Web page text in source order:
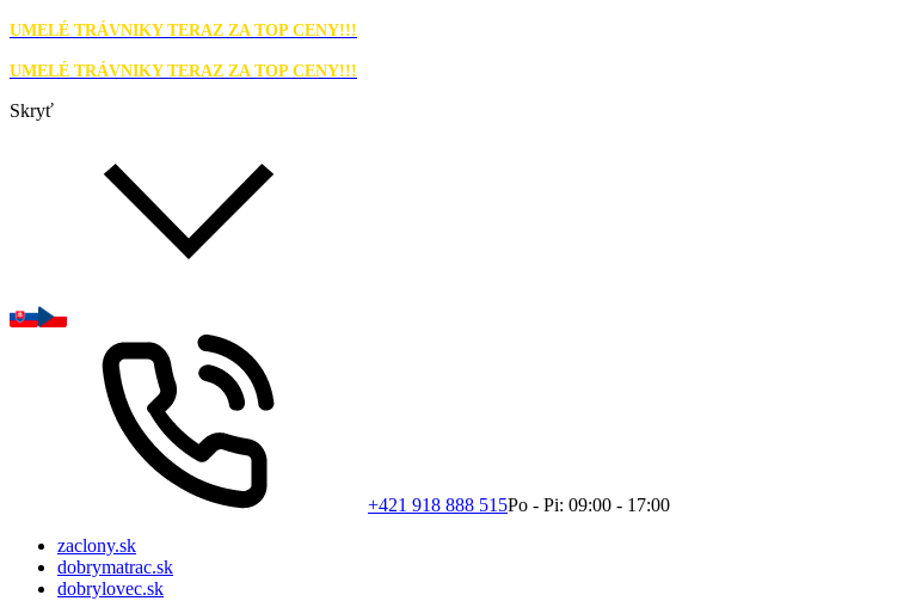
UMELÉ TRÁVNIKY TERAZ ZA TOP CENY!!!
UMELÉ TRÁVNIKY TERAZ ZA TOP CENY!!!
Skryť
+421 918 888 515Po - Pi: 09:00 - 17:00
zaclony.sk
dobrymatrac.sk
dobrylovec.sk